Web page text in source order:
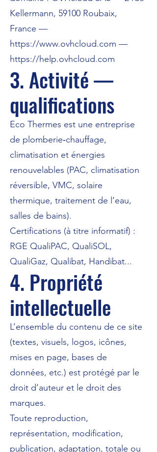
Kellermann, 59100 Roubaix,
France —
https://www.ovhcloud.com —
https://help.ovhcloud.com
3. Activité —
qualifications
Eco Thermes est une entreprise
de plomberie‑chauffage,
climatisation et énergies
renouvelables (PAC, climatisation
réversible, VMC, solaire
thermique, traitement de l’eau,
salles de bains).
Certifications (à titre informatif) :
RGE QualiPAC, QualiSOL,
QualiGaz, Qualibat, Handibat...
4. Propriété
intellectuelle
L’ensemble du contenu de ce site
(textes, visuels, logos, icônes,
mises en page, bases de
données, etc.) est protégé par le
droit d’auteur et le droit des
marques.
Toute reproduction,
représentation, modification,
publication, adaptation, totale ou